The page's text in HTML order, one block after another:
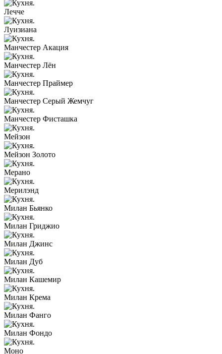
Лечче
Луизиана
Манчестер Акация
Манчестер Лён
Манчестер Праймер
Манчестер Серый Жемчуг
Манчестер Фисташка
Мейзон
Мейзон Золото
Мерано
Мерилэнд
Милан Бьянко
Милан Гриджио
Милан Джинс
Милан Дуб
Милан Кашемир
Милан Крема
Милан Фанго
Милан Фондо
Моно